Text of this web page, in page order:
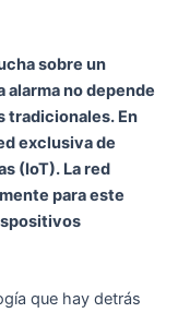
sobre un
alarma no depende
tradicionales. En
exclusiva de
(IoT). La red
para este
que hay detrás